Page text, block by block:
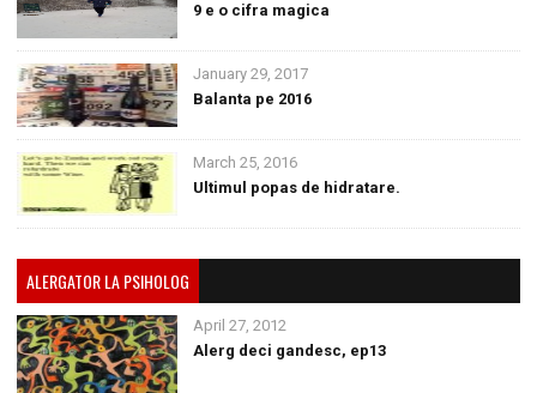
9 e o cifra magica
January 29, 2017
Balanta pe 2016
March 25, 2016
Ultimul popas de hidratare.
ALERGATOR LA PSIHOLOG
April 27, 2012
Alerg deci gandesc, ep13